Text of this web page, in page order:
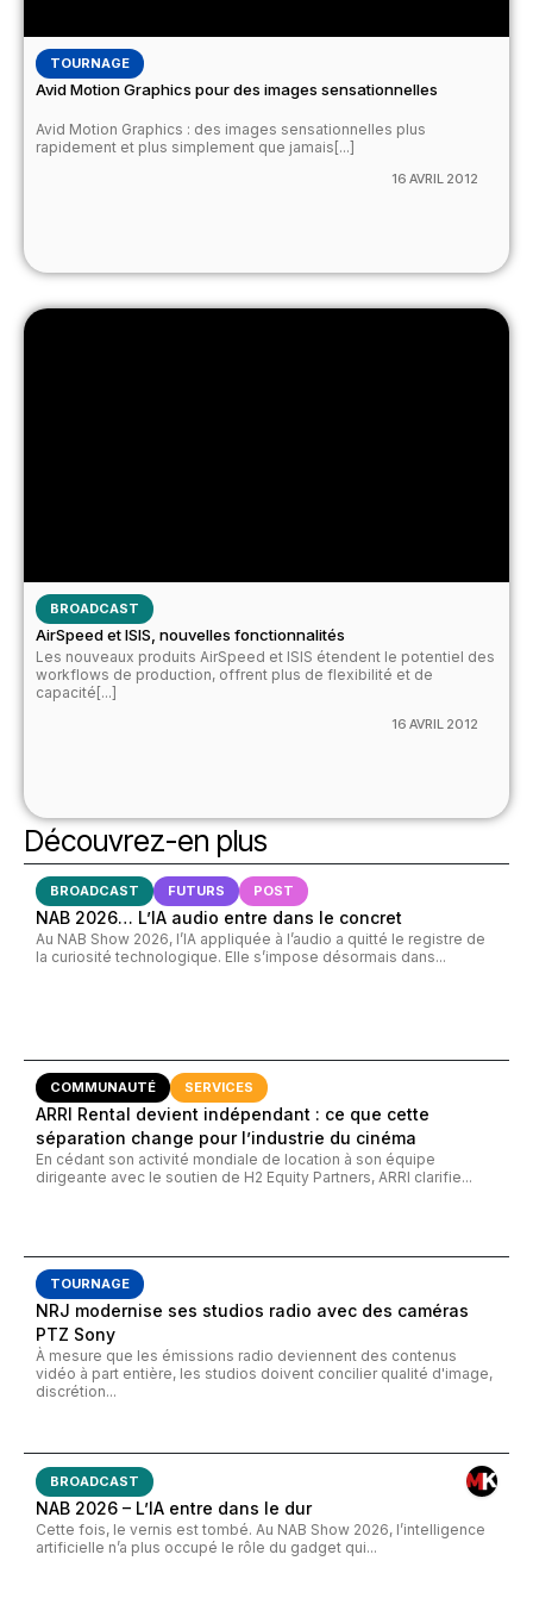
TOURNAGE
Avid Motion Graphics pour des images sensationnelles
Avid Motion Graphics : des images sensationnelles plus
rapidement et plus simplement que jamais[...]
16 AVRIL 2012
BROADCAST
AirSpeed et ISIS, nouvelles fonctionnalités
Les nouveaux produits AirSpeed et ISIS étendent le potentiel des
workflows de production, offrent plus de flexibilité et de
capacité[...]
16 AVRIL 2012
Découvrez-en plus
BROADCAST FUTURS POST
NAB 2026… L’IA audio entre dans le concret
Au NAB Show 2026, l’IA appliquée à l’audio a quitté le registre de
la curiosité technologique. Elle s’impose désormais dans...
COMMUNAUTÉ SERVICES
ARRI Rental devient indépendant : ce que cette
séparation change pour l’industrie du cinéma
En cédant son activité mondiale de location à son équipe
dirigeante avec le soutien de H2 Equity Partners, ARRI clarifie...
TOURNAGE
NRJ modernise ses studios radio avec des caméras
PTZ Sony
À mesure que les émissions radio deviennent des contenus
vidéo à part entière, les studios doivent concilier qualité d'image,
discrétion...
BROADCAST
NAB 2026 – L’IA entre dans le dur
Cette fois, le vernis est tombé. Au NAB Show 2026, l’intelligence
artificielle n’a plus occupé le rôle du gadget qui...